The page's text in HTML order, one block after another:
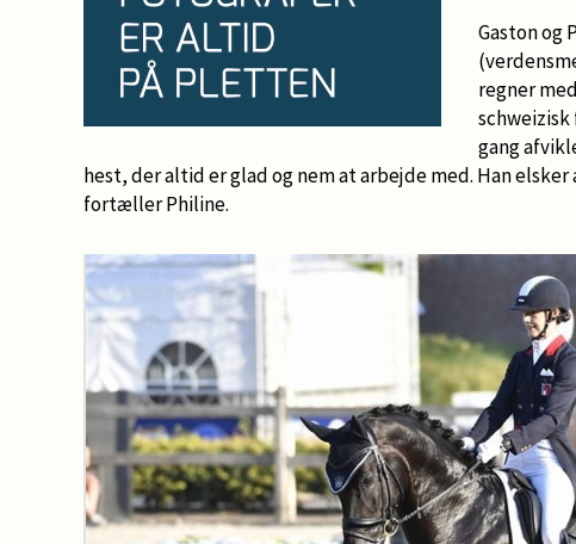
Gaston og
regner
gang
hest, der altid er glad og nem at arbejde med. Han
fortæller Philine.